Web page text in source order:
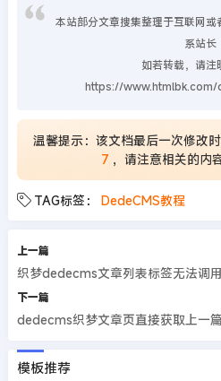
本站部分文章搜集整理于互联网
系站长
如若转载，请注
https://www.htmlbk.com/
温馨提示：该文档最后一次修改
7 ，请注意相关的内
TAG标签： DedeCMS教程
上一篇
织梦dedecms文章列表标签无法调
下一篇
dedecms织梦文章页直接获取上一
模板推荐